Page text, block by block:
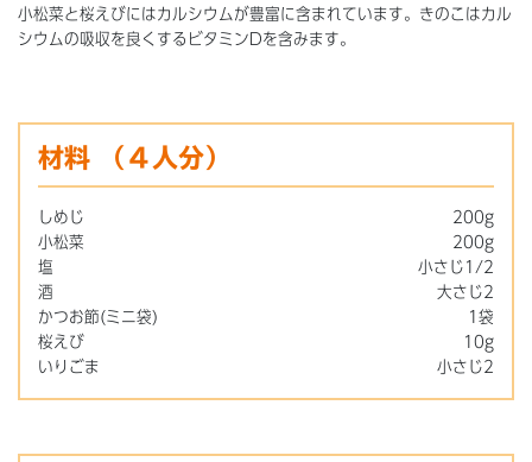
小松菜と桜えびにはカルシウムが豊富に含まれています。きのこはカル
シウムの吸収を良くするビタミンDを含みます。
材料 （４人分）
しめじ
200g
小松菜
200g
塩
小さじ1/2
酒
大さじ2
かつお節(ミニ袋)
1袋
桜えび
10g
いりごま
小さじ2